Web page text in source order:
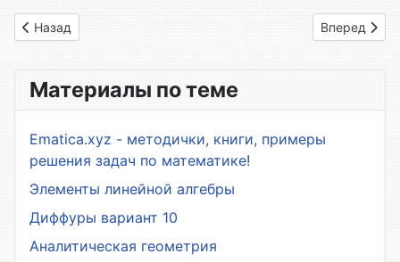
Предыдущий: 10 интегралов
Назад Следующий:
Вперед
Материалы по теме
Ematica.xyz - методички, книги, примеры
решения задач по математике!
Элементы линейной алгебры
Диффуры вариант 10
Аналитическая геометрия